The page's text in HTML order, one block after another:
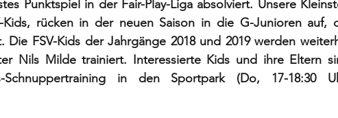
Punktspiel in der Fair-Play-Liga absolviert. Unsere
Kids, rücken in der neuen Saison in die G-Junioren auf,
Die FSV-Kids der Jahrgänge 2018 und 2019 werden
Nils Milde trainiert. Interessierte Kids und ihre Eltern
Schnuppertraining in den Sportpark (Do, 17-18:30